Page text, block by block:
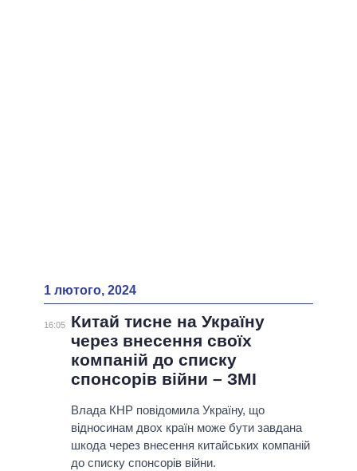
1 лютого, 2024
16:05
Китай тисне на Україну
через внесення своїх
компаній до списку
спонсорів війни – ЗМІ
Влада КНР повідомила Україну, що
відносинам двох країн може бути завдана
шкода через внесення китайських компаній
до списку спонсорів війни.